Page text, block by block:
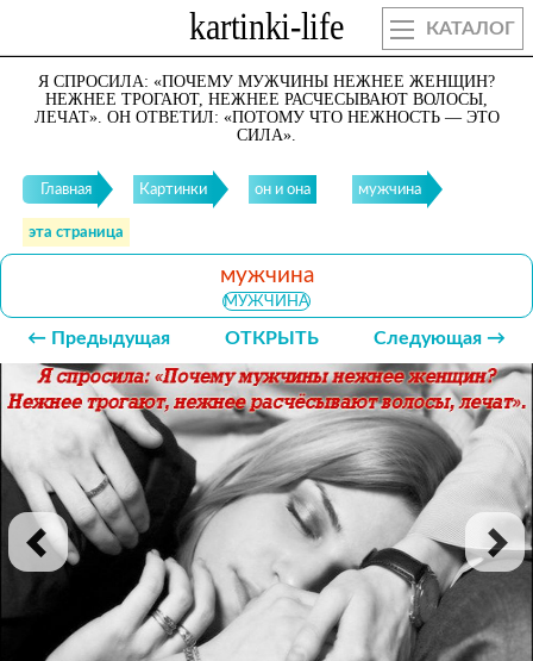
КАТАЛОГ
Я СПРОСИЛА: «ПОЧЕМУ МУЖЧИНЫ НЕЖНЕЕ ЖЕНЩИН?
НЕЖНЕЕ ТРОГАЮТ, НЕЖНЕЕ РАСЧЕСЫВАЮТ ВОЛОСЫ,
ЛЕЧАТ». ОН ОТВЕТИЛ: «ПОТОМУ ЧТО НЕЖНОСТЬ — ЭТО
СИЛА».
Главная Картинки он и она мужчина
эта страница
мужчина
МУЖЧИНА
← Предыдущая ОТКРЫТЬ Следующая →